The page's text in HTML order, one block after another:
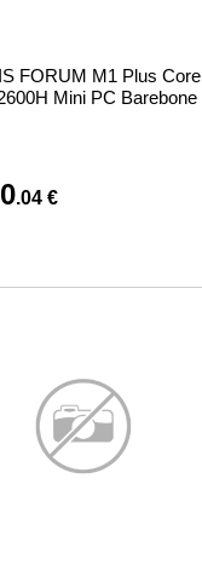
FORUM M1 Plus Core
Mini PC Barebone
.04 €